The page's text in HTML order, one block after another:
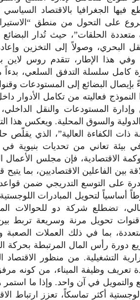
فيها الجغرافيا بالاقتصاد
على التحول من منطق
متعددة الحلقات”، حيث تُدار
البحري، وصولاً إلى التخزين
وفي هذا الإطار، تتقدم روس لاين
كامل سلسلة التدفق السلعي،
بإيصال البضائع إلى المستودعات
فعاليته من تكامل الأدوار
المستودعات والنقل
والسوق المحلية. ويعكس هذا
الكفاءة العالية”، الذي يقلّص
تعاني من تحديات بنيوية في
الاقتصادية، فإن مجلس
بين الفاعلين الاقتصاديين، بما
على التوسع التدريجي ضمن
لتحويل المبادرات
تضطلع شركة دو للحوالات
قنوات تحويل مرنة وسريعة تربط
بما في ذلك العملات الصعبة
دورة رأس المال المرتبطة بحركة
التشغيلية. من منظور الاقتصاد
تعريف وظيفة الميناء، من كونه
والتمويل في آن واحد. وإذا ما
أكثر تماسكاً، تعزز ارتباط